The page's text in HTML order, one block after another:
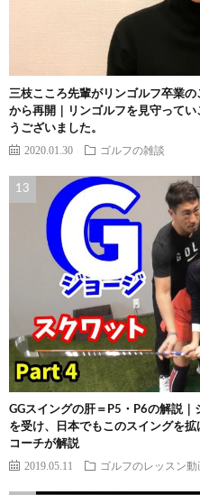
三枝こころ先輩がリンゴルフ卒業
から再開｜リンゴルフを見守って
うございました。
2020.01.30 ゴルフの雑談
GGスイングの肝＝P5・P6の解説
を受け、日本でもこのスイングを
コーチが解説
2019.05.11 ゴルフのレッスン動